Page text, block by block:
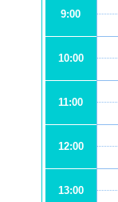
9:00
10:00
11:00
12:00
13:00